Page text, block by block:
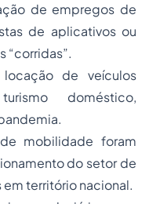
de empregos de
de aplicativos ou
“corridas”.
de veículos
doméstico,
mobilidade foram
do setor de
território nacional.